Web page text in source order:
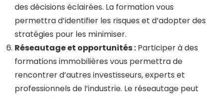
des décisions éclairées. La formation vous
permettra d’identifier les risques et d’adopter des
stratégies pour les minimiser.
Réseautage et opportunités : Participer à des
formations immobilières vous permettra de
rencontrer d’autres investisseurs, experts et
professionnels de l’industrie. Le réseautage peut